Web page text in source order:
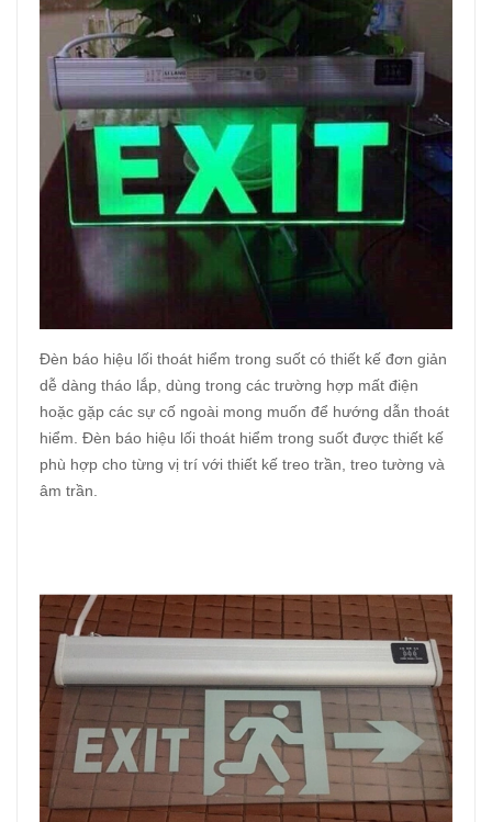
Đèn báo hiệu lối thoát hiểm trong suốt có thiết kế đơn giản
dễ dàng tháo lắp, dùng trong các trường hợp mất điện
hoặc gặp các sự cố ngoài mong muốn để hướng dẫn thoát
hiểm. Đèn báo hiệu lối thoát hiểm trong suốt được thiết kế
phù hợp cho từng vị trí với thiết kế treo trần, treo tường và
âm trần.